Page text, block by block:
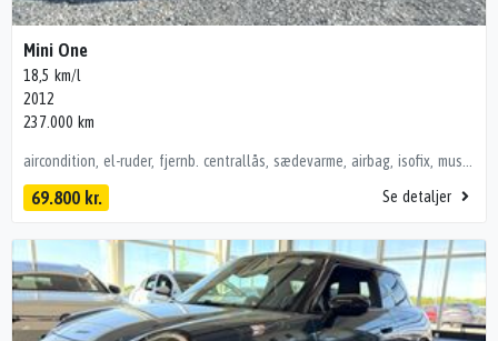
Mini One
18,5 km/l
2012
237.000 km
69.800 kr. Se detaljer